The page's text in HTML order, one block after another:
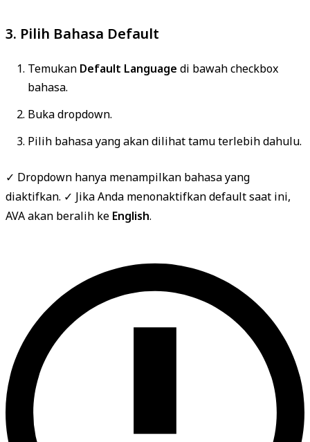
3. Pilih Bahasa Default
Temukan Default Language di bawah checkbox
bahasa.
Buka dropdown.
Pilih bahasa yang akan dilihat tamu terlebih dahulu.
✓ Dropdown hanya menampilkan bahasa yang
diaktifkan. ✓ Jika Anda menonaktifkan default saat ini,
AVA akan beralih ke English.